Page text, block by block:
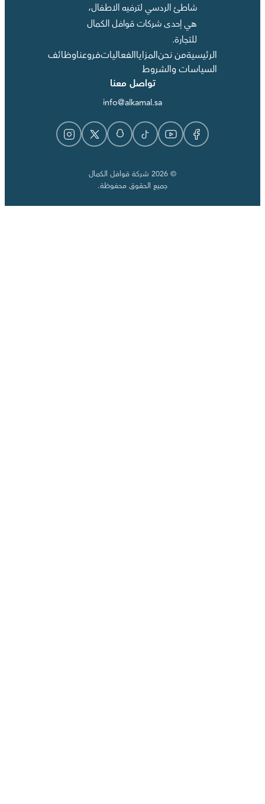
شاطئ الردسي لترفيه الاطفال،
هي إحدى شركات قوافل الكمال
للتجارة.
الرئيسيةمن نحنالمزاياالفعالياتفروعناوظائف
السياسات والشروط
تواصل معنا
info@alkamal.sa
© 2026 شركة قوافل الكمال
جميع الحقوق محفوظة.